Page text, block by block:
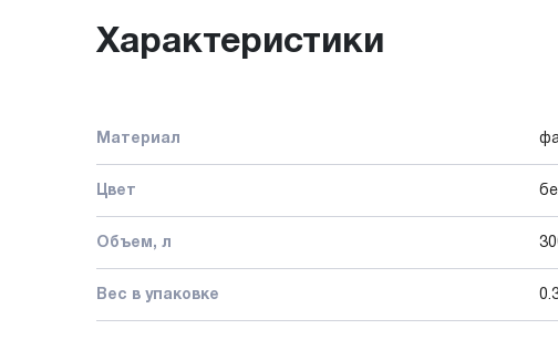
Характеристики
Материал
Цвет
Объем, л
Вес в упаковке